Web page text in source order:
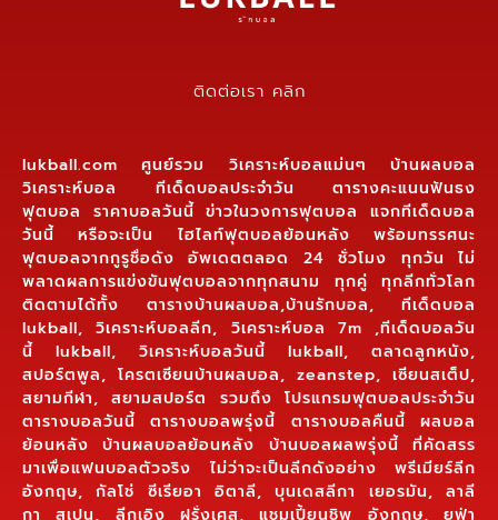
ติดต่อเรา คลิก
lukball.com ศูนย์รวม วิเคราะห์บอลแม่นๆ บ้านผลบอล
วิเคราะห์บอล ทีเด็ดบอลประจำวัน ตารางคะแนนฟันธง
ฟุตบอล ราคาบอลวันนี้ ข่าวในวงการฟุตบอล แจกทีเด็ดบอล
วันนี้ หรือจะเป็น ไฮไลท์ฟุตบอลย้อนหลัง พร้อมทรรศนะ
ฟุตบอลจากกูรูชื่อดัง อัพเดตตลอด 24 ชั่วโมง ทุกวัน ไม่
พลาดผลการแข่งขันฟุตบอลจากทุกสนาม ทุกคู่ ทุกลีกทั่วโลก
ติดตามได้ทั้ง ตารางบ้านผลบอล,บ้านรักบอล, ทีเด็ดบอล
lukball, วิเคราะห์บอลลีก, วิเคราะห์บอล 7m ,ทีเด็ดบอลวัน
นี้ lukball, วิเคราะห์บอลวันนี้ lukball, ตลาดลูกหนัง,
สปอร์ตพูล, โครตเซียนบ้านผลบอล, zeanstep, เซียนสเต็ป,
สยามกีฬา, สยามสปอร์ต รวมถึง โปรแกรมฟุตบอลประจำวัน
ตารางบอลวันนี้ ตารางบอลพรุ่งนี้ ตารางบอลคืนนี้ ผลบอล
ย้อนหลัง บ้านผลบอลย้อนหลัง บ้านบอลผลพรุ่งนี้ ที่คัดสรร
มาเพื่อแฟนบอลตัวจริง ไม่ว่าจะเป็นลีกดังอย่าง พรีเมียร์ลีก
อังกฤษ, กัลโช่ ซีเรียอา อิตาลี, บุนเดสลีกา เยอรมัน, ลาลี
กา สเปน, ลีกเอิง ฝรั่งเศส, แชมเปี้ยนชิพ อังกฤษ, ยูฟ่า